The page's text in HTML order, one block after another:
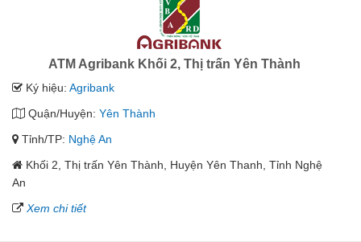
ATM Agribank Khối 2, Thị trấn Yên Thành
Ký hiệu: Agribank
Quận/Huyện: Yên Thành
Tỉnh/TP: Nghệ An
Khối 2, Thị trấn Yên Thành, Huyện Yên Thanh, Tỉnh Nghệ
An
Xem chi tiết